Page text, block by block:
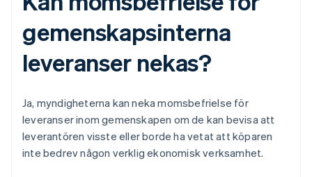
gemenskapsinterna
leveranser nekas?
Ja, myndigheterna kan neka momsbefrielse för
leveranser inom gemenskapen om de kan bevisa att
leverantören visste eller borde ha vetat att köparen
inte bedrev någon verklig ekonomisk verksamhet.